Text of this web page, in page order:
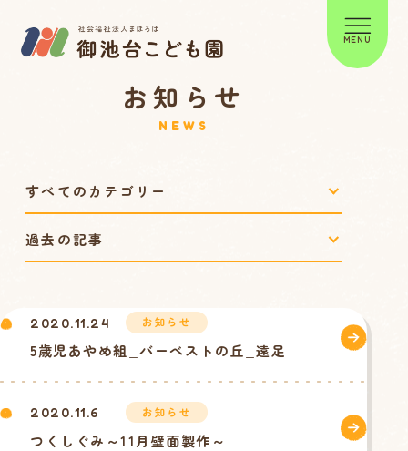
MENU
お知らせ
NEWS
2020.11.24 お知らせ
5歳児あやめ組_バーべストの丘_遠足
2020.11.6 お知らせ
つくしぐみ～11月壁面製作～